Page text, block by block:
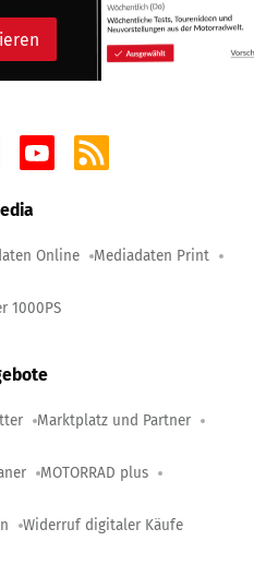
Online Mediadaten Print
1000PS
Marktplatz und Partner
MOTORRAD plus
Widerruf digitaler Käufe